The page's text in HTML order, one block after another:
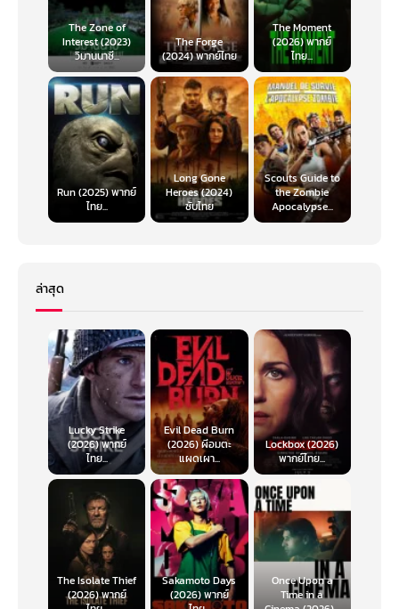
The Zone of
Interest (2023)
วิมานนาซี...
The Forge
(2024) พากย์ไทย
The Moment
(2026) พากย์
ไทย...
Run (2025) พากย์
ไทย...
Long Gone
Heroes (2024)
ซับไทย
Scouts Guide to
the Zombie
Apocalypse...
ล่าสุด
Lucky Strike
(2026) พากย์
ไทย...
Evil Dead Burn
(2026) ผีอมตะ
แผดเผา...
Lockbox (2026)
พากย์ไทย...
The Isolate Thief
(2026) พากย์
Sakamoto Days
(2026) พากย์
Once Upon a
Time in a